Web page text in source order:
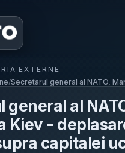
EXTERNE
/Secretarul general al NATO,
general al
Kiev -
capitalei